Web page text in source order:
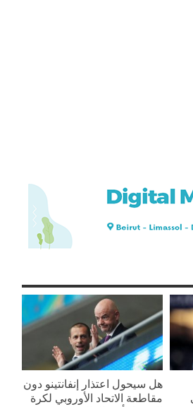
هل سيحول اعتذار إنفانتينو دون
مقاطعة الاتحاد الأوروبي لكرة